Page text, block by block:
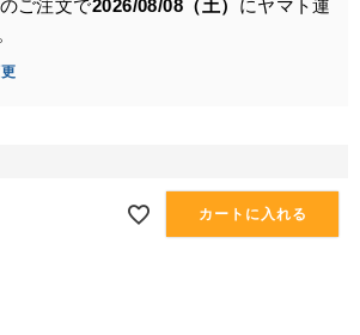
ご注文で2026/08/08（土） にヤマト運
カートに入れる